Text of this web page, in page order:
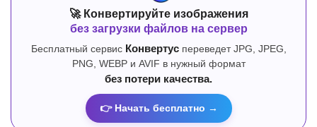
🚀 Конвертируйте изображения
без загрузки файлов на сервер
Бесплатный сервис Конвертуспереведет JPG, JPEG,
PNG, WEBP и AVIF в нужный формат
без потери качества.
👉 Начать бесплатно →